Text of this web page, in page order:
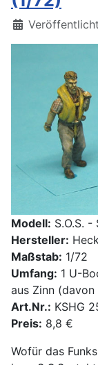
Details
Modell: S.O.S. -
Hersteller:
Maßstab: 1/72
Umfang: 1 U-
aus Zinn
Art.Nr.: KSHG
Preis: 8,8 €
Wofür das